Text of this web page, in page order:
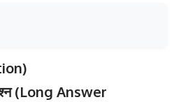
(Long Answer